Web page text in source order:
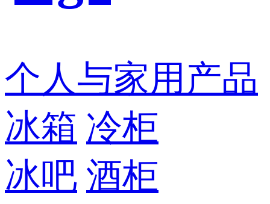
个人与家用产品
冰箱 冷柜
冰吧 酒柜